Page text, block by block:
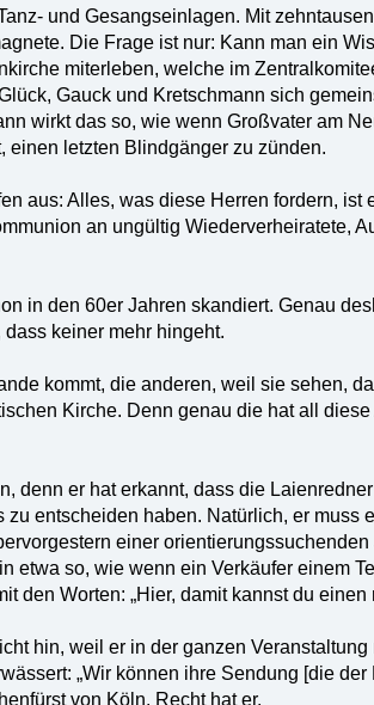
und Gesangseinlagen. Mit
Die Frage ist nur: Kann man ein
miterleben, welche im
Gauck und Kretschmann sich
wirkt das so, wie wenn Großvater am
einen letzten Blindgänger zu zünden.
aus: Alles, was diese Herren fordern,
an ungültig Wiederverheiratete,
in den 60er Jahren skandiert. Genau
keiner mehr hingeht.
kommt, die anderen, weil sie sehen,
Kirche. Denn genau die hat all
denn er hat erkannt, dass die
entscheiden haben. Natürlich, er muss
einer
etwa so, wie wenn ein Verkäufer einem
den Worten: „Hier, damit kannst du
hin, weil er in der ganzen
„Wir können ihre Sendung [die
von Köln. Recht hat er.